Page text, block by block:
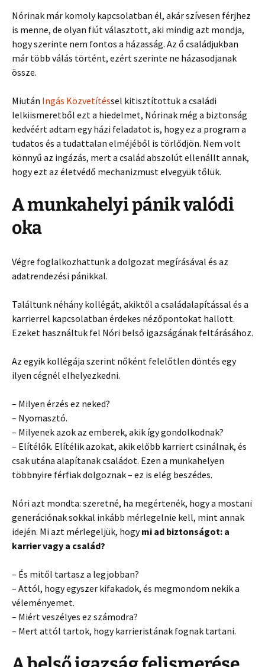
Nórinak már komoly kapcsolatban él, akár szívesen férjhez
is menne, de olyan fiút választott, aki mindig azt mondja,
hogy szerinte nem fontos a házasság. Az ő családjukban
már több válás történt, ezért szerinte ne házasodjanak
össze.
Miután Ingás Közvetítéssel kitisztítottuk a családi
lelkiismeretből ezt a hiedelmet, Nórinak még a biztonság
kedvéért adtam egy házi feladatot is, hogy ez a program a
tudatos és a tudattalan elméjéből is törlődjön. Nem volt
könnyű az ingázás, mert a család abszolút ellenállt annak,
hogy ezt az életvédő mechanizmust elvegyük tőlük.
A munkahelyi pánik valódi
oka
Végre foglalkozhattunk a dolgozat megírásával és az
adatrendezési pánikkal.
Találtunk néhány kollégát, akiktől a családalapítással és a
karrierrel kapcsolatban érdekes nézőpontokat hallott.
Ezeket használtuk fel Nóri belső igazságának feltárásához.
Az egyik kollégája szerint nőként felelőtlen döntés egy
ilyen cégnél elhelyezkedni.
– Milyen érzés ez neked?
– Nyomasztó.
– Milyenek azok az emberek, akik így gondolkodnak?
– Elítélők. Elítélik azokat, akik előbb karriert csinálnak, és
csak utána alapítanak családot. Ezen a munkahelyen
többnyire férfiak dolgoznak – ez is elég beszédes.
Nóri azt mondta: szeretné, ha megértenék, hogy a mostani
generációnak sokkal inkább mérlegelnie kell, mint annak
idején. Mi azt mérlegeljük, hogymi ad biztonságot: a
karrier vagy a család?
– És mitől tartasz a legjobban?
– Attól, hogy egyszer kifakadok, és megmondom nekik a
véleményemet.
– Miért veszélyes ez számodra?
– Mert attól tartok, hogy karrieristának fognak tartani.